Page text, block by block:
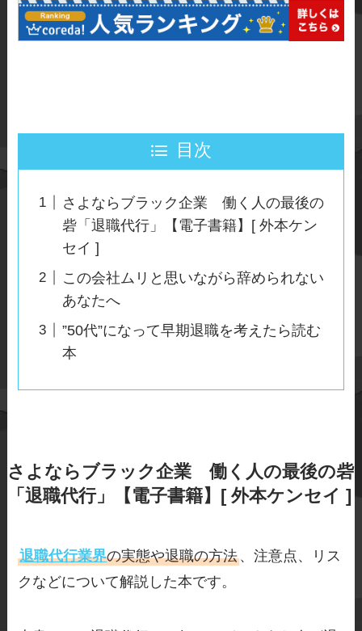
目次
さよならブラック企業 働く人の最後の
砦「退職代行」【電子書籍】[ 外本ケン
セイ ]
この会社ムリと思いながら辞められない
あなたへ
”50代”になって早期退職を考えたら読む
本
さよならブラック企業 働く人の最後の砦
「退職代行」【電子書籍】[ 外本ケンセイ ]
退職代行業界の実態や退職の方法、注意点、リス
クなどについて解説した本です。